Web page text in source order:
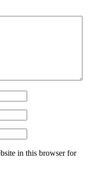
in this browser for